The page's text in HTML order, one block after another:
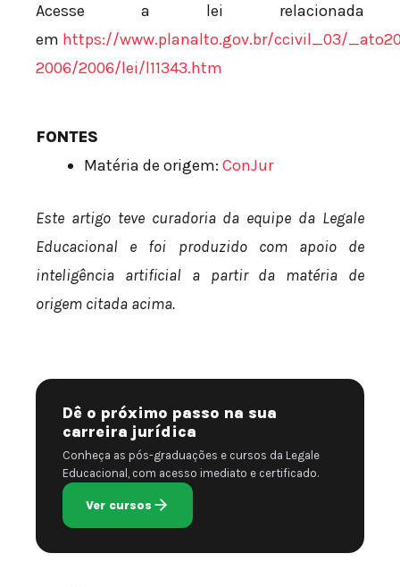
Acesse a lei relacionada
em https://www.planalto.gov.br/ccivil_03/
2006/2006/lei/l11343.htm
FONTES
Matéria de origem: ConJur
Este artigo teve curadoria da equipe da Legale
Educacional e foi produzido com apoio de
inteligência artificial a partir da matéria de
origem citada acima.
Dê o próximo passo na sua
carreira jurídica
Conheça as pós-graduações e cursos da Legale
Educacional, com acesso imediato e certificado.
Ver cursos